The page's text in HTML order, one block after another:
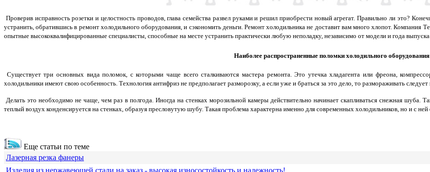
Проверив исправность розетки и целостность проводов, глава семейства развел руками и решил приобрести новый агрегат. Правильно ли это?
устранить, обратившись в ремонт холодильного оборудования, и сэкономить деньги. Ремонт холодильника не доставит вам много хлопот. Компания
опытные высококвалифицированные специалисты, способные на месте устранить практически любую неполадку, независимо от модели и года
Наиболее распространенные поломки холодильного оборудования
Существует три основных вида поломок, с которыми чаще всего сталкиваются мастера ремонта. Это утечка хладагента или фреона,
холодильники имеют свою особенность. Технология антифриз не предполагает разморозку, а если уже и браться за это дело, то размораживать
Делать это необходимо не чаще, чем раз в полгода. Иногда на стенках морозильной камеры действительно начинает скапливаться снежная шуба.
теплый воздух конденсируется на стенках, образуя пресловутую шубу. Такая проблема характерна именно для современных холодильников, но и с
Еще статьи по теме
Лазерная резка фанеры
Изделия из нержавеющей стали на заказ - высокая износостойкость и надежность!